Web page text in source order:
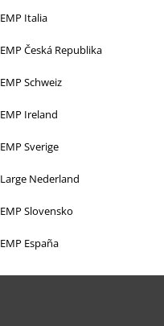
EMP Italia
EMP Česká Republika
EMP Schweiz
EMP Ireland
EMP Sverige
Large Nederland
EMP Slovensko
EMP España